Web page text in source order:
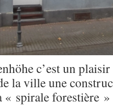
c’est un
la ville une
« spirale forestière